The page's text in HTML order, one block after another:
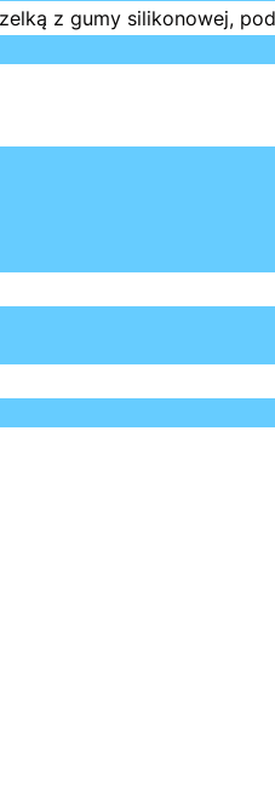
z gumy silikonowej,